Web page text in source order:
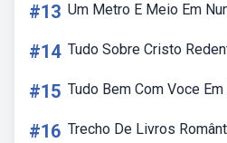
#13 Um Metro E Meio Em
#14 Tudo Sobre Cristo
#15 Tudo Bem Com Voce
#16 Trecho De Livros